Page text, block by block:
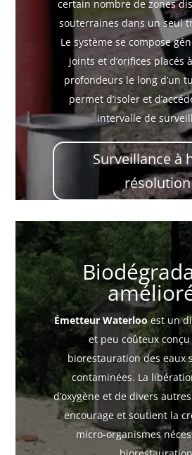
certain nombre de zones
souterraines dans un seul
Le système se compose
joints et d’orifices placés
profondeurs le long d’un
permet d’isoler et
intervalle de
Surveillance à
résolution
Émetteur Waterlooest un
et peu coûteux
biorestauration des eaux
contaminées. La
d’oxygène et de divers
encourage et soutient la
micro-organismes